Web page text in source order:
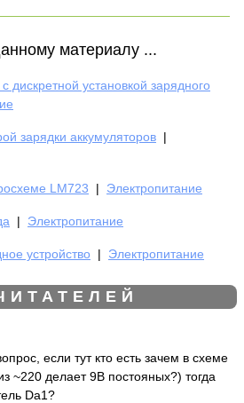
материалу ...
дискретной установкой зарядного
зарядки аккумуляторов |
LM723 | Электропитание
| Электропитание
устройство | Электропитание
если тут кто есть зачем в схеме
~220 делает 9В постояных?) тогда
Da1?